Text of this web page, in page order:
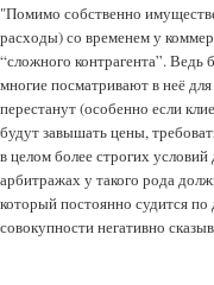
"Помимо собственно
расходы) со временем у
“сложного контрагента”.
многие посматривают в неё
перестанут (особенно если
будут завышать цены,
в целом более строгих
арбитражах у такого рода
который постоянно судится по
совокупности негативно